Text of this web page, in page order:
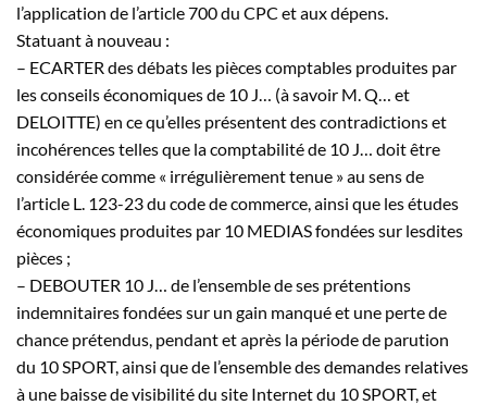
l’application de l’article 700 du CPC et aux dépens.
Statuant à nouveau :
– ECARTER des débats les pièces comptables produites par
les conseils économiques de 10 J… (à savoir M.Q… et
DELOITTE) en ce qu’elles présentent des contradictions et
incohérences telles que la comptabilité de 10 J… doit être
considérée comme « irrégulièrement tenue » au sens de
l’article L. 123-23 du code de commerce, ainsi que les études
économiques produites par 10 MEDIAS fondées sur lesdites
pièces ;
– DEBOUTER 10 J… de l’ensemble de ses prétentions
indemnitaires fondées sur un gain manqué et une perte de
chance prétendus, pendant et après la période de parution
du 10 SPORT, ainsi que de l’ensemble des demandes relatives
à une baisse de visibilité du site Internet du 10 SPORT, et